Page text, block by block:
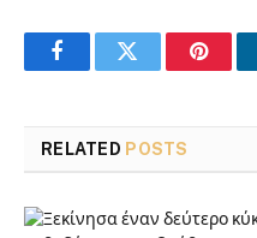
FacebookTwitter
RELATED POSTS